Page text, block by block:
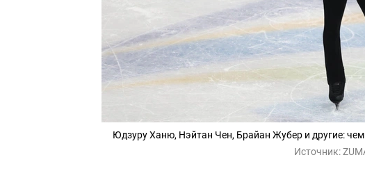
Юдзуру Ханю, Нэйтан Чен, Брайан Жубер и другие:
Источник: